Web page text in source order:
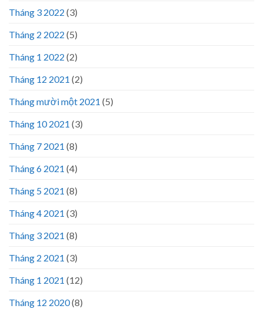
Tháng 3 2022 (3)
Tháng 2 2022 (5)
Tháng 1 2022 (2)
Tháng 12 2021 (2)
Tháng mười một 2021 (5)
Tháng 10 2021 (3)
Tháng 7 2021 (8)
Tháng 6 2021 (4)
Tháng 5 2021 (8)
Tháng 4 2021 (3)
Tháng 3 2021 (8)
Tháng 2 2021 (3)
Tháng 1 2021 (12)
Tháng 12 2020(8)